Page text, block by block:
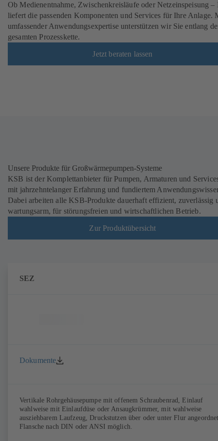
Ob Medienentnahme, Zwischenkreisläufe oder Netzeinspeisung –
liefert die passenden Komponenten und Services für Ihre Anlage.
umfassender Anwendungsexpertise unterstützen wir Sie entlang
gesamten Prozesskette.
Jetzt beraten lassen
Unsere Produkte für Großwärmepumpen-Systeme
KSB ist der Komplettanbieter für Pumpen, Armaturen und
mit jahrzehntelanger Erfahrung und fundiertem
Dabei arbeiten alle KSB-Produkte dauerhaft effizient, zuverlässig
wartungsarm, für störungsfreien und wirtschaftlichen Betrieb.
Zur Produktübersicht
SEZ
Dokumente
Vertikale Rohrgehäusepumpe mit offenem Schraubenrad, Einlauf
wahlweise mit Einlaufdüse oder Ansaugkrümmer, mit wahlweise
ausziehbarem Laufzeug, Druckstutzen über oder unter Flur
Flansche nach DIN oder ANSI möglich.